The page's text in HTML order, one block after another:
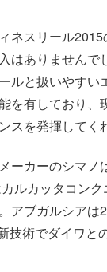
ネスリール
はありませんで
ルと扱いやすい
を有しており、
スを発揮してく
ーカーのシマノ
ルカッタコン
アブガルシアは
技術でダイワと